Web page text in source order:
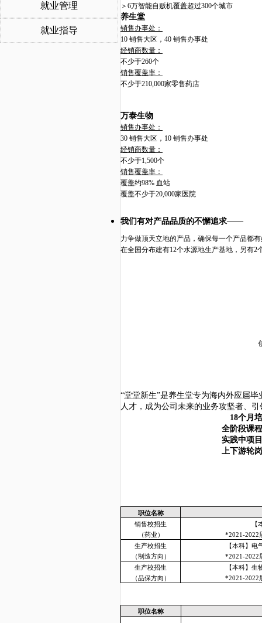
就业管理
就业指导
＞ 6万智能自贩机覆盖超过300个城市
养生堂
销售办事处：
10 销售大区， 40 销售办事处
经销商数量：
不少于260个
销售覆盖率：
不少于210,000家零售药店
万泰生物
销售办事处：
30 销售大区， 10 销售办事处
经销商数量：
不少于1,500个
销售覆盖率：
覆盖约98% 血站
覆盖不少于20,000家医院
我们有对产品品质的不懈追求——
力争做顶天立地的产品，确保每一个产品都
在全国分布建有12个水源地生产基地，另有2
“堂堂新生”是养生堂专为海内外应届
人才，成为公司未来的业务攻坚者、
18个月
全阶段课
实践中项
上下游轮
职位名称
销售校招生
（药业）
【
*2021-2022
生产校招生
（制造方向）
【本科】电
*2021-2022
生产校招生
（品保方向）
【本科】生
*2021-2022
职位名称